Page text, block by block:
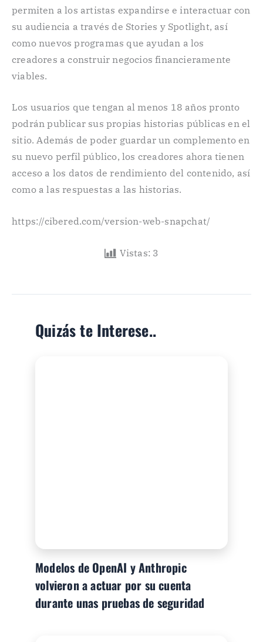
permiten a los artistas expandirse e interactuar con
su audiencia a través de Stories y Spotlight, así
como nuevos programas que ayudan a los
creadores a construir negocios financieramente
viables.
Los usuarios que tengan al menos 18 años pronto
podrán publicar sus propias historias públicas en el
sitio. Además de poder guardar un complemento en
su nuevo perfil público, los creadores ahora tienen
acceso a los datos de rendimiento del contenido, así
como a las respuestas a las historias.
https://cibered.com/version-web-snapchat/
Vistas: 3
Quizás te Interese..
Modelos de OpenAI y Anthropic
volvieron a actuar por su cuenta
durante unas pruebas de seguridad